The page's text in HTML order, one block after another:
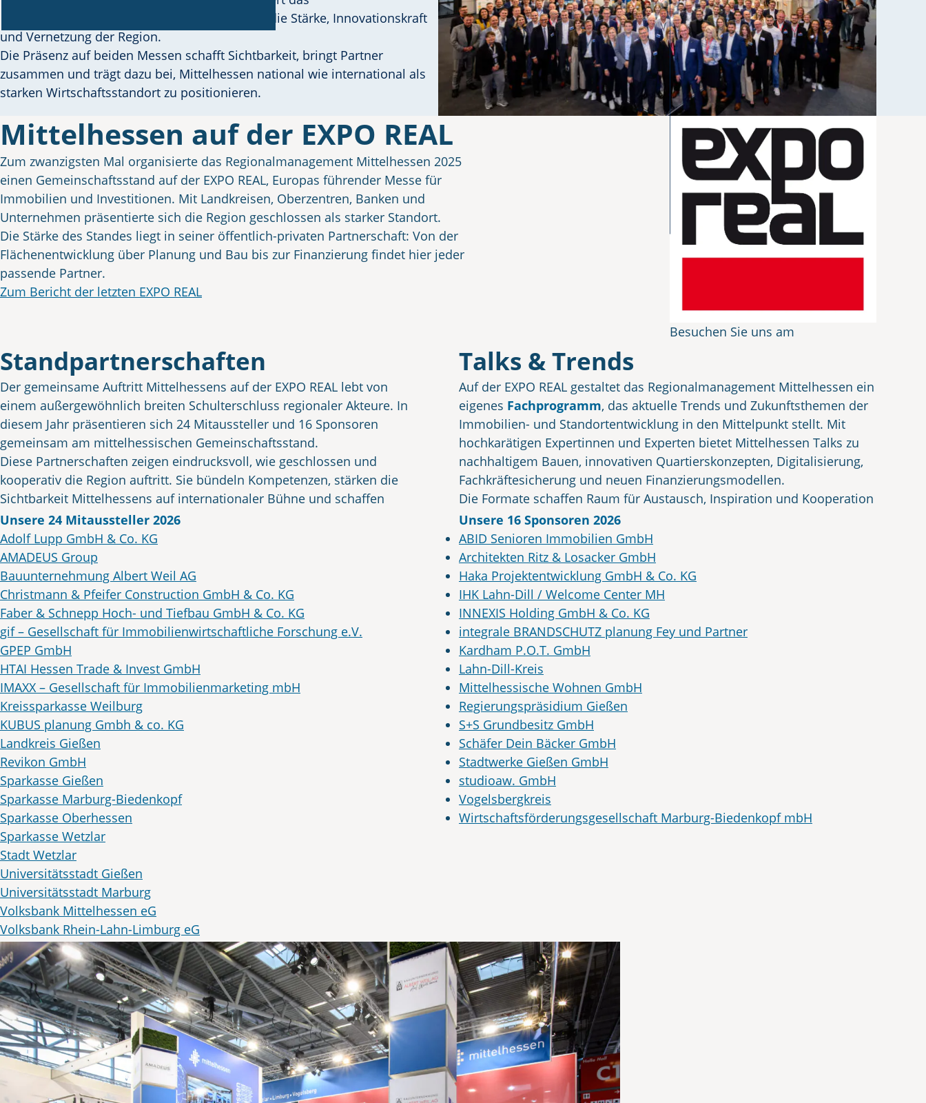
Regionalmanagement Mittelhessen jedes Jahr die Stärke, Innovationskraft
und Vernetzung der Region.
Die Präsenz auf beiden Messen schafft Sichtbarkeit, bringt Partner
zusammen und trägt dazu bei, Mittelhessen national wie international als
starken Wirtschaftsstandort zu positionieren.
Besuchen Sie uns am
Mittelhessen auf der EXPO REAL
Zum zwanzigsten Mal organisierte das Regionalmanagement Mittelhessen 2025
einen Gemeinschaftsstand auf der EXPO REAL, Europas führender Messe für
Immobilien und Investitionen. Mit Landkreisen, Oberzentren, Banken und
Unternehmen präsentierte sich die Region geschlossen als starker Standort.
Die Stärke des Standes liegt in seiner öffentlich-privaten Partnerschaft: Von der
Flächenentwicklung über Planung und Bau bis zur Finanzierung findet hier jeder
passende Partner.
Zum Bericht der letzten EXPO REAL
Standpartnerschaften
Der gemeinsame Auftritt Mittelhessens auf der EXPO REAL lebt von
einem außergewöhnlich breiten Schulterschluss regionaler Akteure. In
diesem Jahr präsentieren sich 24 Mitaussteller und 16 Sponsoren
gemeinsam am mittelhessischen Gemeinschaftsstand.
Diese Partnerschaften zeigen eindrucksvoll, wie geschlossen und
kooperativ die Region auftritt. Sie bündeln Kompetenzen, stärken die
Sichtbarkeit Mittelhessens auf internationaler Bühne und schaffen
wertvolle Synergien für neue Projekte, Investitionen und Kooperationen.
Talks & Trends
Auf der EXPO REAL gestaltet das Regionalmanagement Mittelhessen ein
eigenes Fachprogramm, das aktuelle Trends und Zukunftsthemen der
Immobilien- und Standortentwicklung in den Mittelpunkt stellt. Mit
hochkarätigen Expertinnen und Experten bietet Mittelhessen Talks zu
nachhaltigem Bauen, innovativen Quartierskonzepten, Digitalisierung,
Fachkräftesicherung und neuen Finanzierungsmodellen.
Die Formate schaffen Raum für Austausch, Inspiration und Kooperation
und machen deutlich, wie Mittelhessen aktiv Impulse für die Zukunft
der Branche setzt.
Unsere 24 Mitaussteller 2026
Adolf Lupp GmbH & Co. KG
AMADEUS Group
Bauunternehmung Albert Weil AG
Christmann & Pfeifer Construction GmbH & Co. KG
Faber & Schnepp Hoch- und Tiefbau GmbH & Co. KG
gif – Gesellschaft für Immobilienwirtschaftliche Forschung e.V.
GPEP GmbH
HTAI Hessen Trade & Invest GmbH
IMAXX – Gesellschaft für Immobilienmarketing mbH
Kreissparkasse Weilburg
KUBUS planung Gmbh & co. KG
Landkreis Gießen
Revikon GmbH
Sparkasse Gießen
Sparkasse Marburg-Biedenkopf
Sparkasse Oberhessen
Sparkasse Wetzlar
Stadt Wetzlar
Universitätsstadt Gießen
Universitätsstadt Marburg
Volksbank Mittelhessen eG
Volksbank Rhein-Lahn-Limburg eG
Wirtschafts- und Infrastrukturbank Hessen
Wirtschaftsförderung Limburg-Weilburg-Diez GmbH
Unsere 16 Sponsoren 2026
ABID Senioren Immobilien GmbH
Architekten Ritz & Losacker GmbH
Haka Projektentwicklung GmbH & Co. KG
IHK Lahn-Dill / Welcome Center MH
INNEXIS Holding GmbH & Co. KG
integrale BRANDSCHUTZ planung Fey und Partner
Kardham P.O.T. GmbH
Lahn-Dill-Kreis
Mittelhessische Wohnen GmbH
Regierungspräsidium Gießen
S+S Grundbesitz GmbH
Schäfer Dein Bäcker GmbH
Stadtwerke Gießen GmbH
studioaw. GmbH
Vogelsbergkreis
Wirtschaftsförderungsgesellschaft Marburg-Biedenkopf mbH